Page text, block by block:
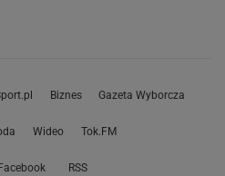
Biznes Gazeta Wyborcza
Wideo Tok.FM
Facebook RSS